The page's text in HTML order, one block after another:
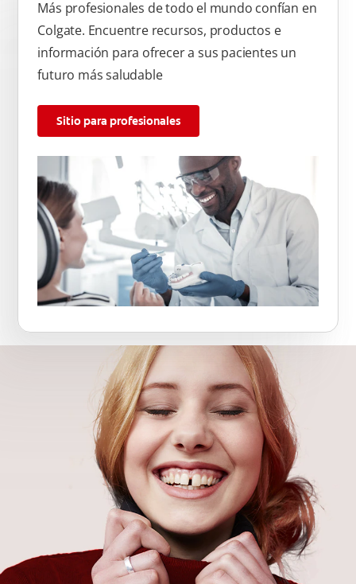
Más profesionales de todo el mundo confían en
Colgate. Encuentre recursos, productos e
información para ofrecer a sus pacientes un
futuro más saludable
Sitio para profesionales